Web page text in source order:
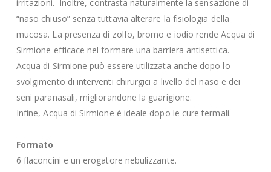
irritazioni. Inoltre, contrasta naturalmente la sensazione di
“naso chiuso” senza tuttavia alterare la fisiologia della
mucosa. La presenza di zolfo, bromo e iodio rende Acqua di
Sirmione efficace nel formare una barriera antisettica.
Acqua di Sirmione può essere utilizzata anche dopo lo
svolgimento di interventi chirurgici a livello del naso e dei
seni paranasali, migliorandone la guarigione.
Infine, Acqua di Sirmione è ideale dopo le cure termali.
Formato
6 flaconcini e un erogatore nebulizzante.